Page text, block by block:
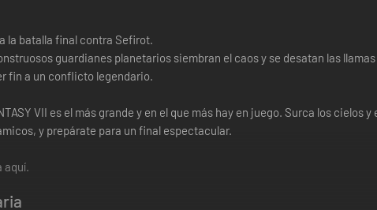
la batalla final contra Sefirot.
guardianes planetarios siembran el caos y se desatan las
fin a un conflicto legendario.
VII es el más grande y en el que más hay en juego. Surca los
y prepárate para un final espectacular.
aquí.